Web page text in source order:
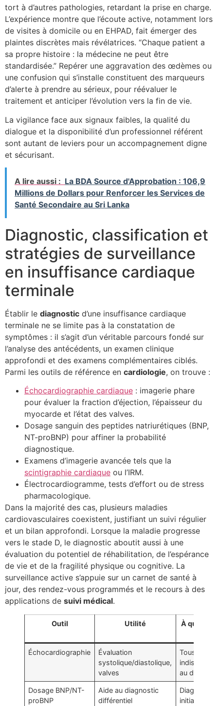
tort à d’autres pathologies, retardant la prise en charge.
L’expérience montre que l’écoute active, notamment lors
de visites à domicile ou en EHPAD, fait émerger des
plaintes discrètes mais révélatrices. “Chaque patient a
sa propre histoire : la médecine ne peut être
standardisée.” Repérer une aggravation des œdèmes ou
une confusion qui s’installe constituent des marqueurs
d’alerte à prendre au sérieux, pour réévaluer le
traitement et anticiper l’évolution vers la fin de vie.
La vigilance face aux signaux faibles, la qualité du
dialogue et la disponibilité d’un professionnel référent
sont autant de leviers pour un accompagnement digne
et sécurisant.
A lire aussi : La BDA Source d'Approbation : 106,9
Millions de Dollars pour Renforcer les Services de
Santé Secondaire au Sri Lanka
Diagnostic, classification et
stratégies de surveillance
en insuffisance cardiaque
terminale
Établir le diagnostic d’une insuffisance cardiaque
terminale ne se limite pas à la constatation de
symptômes : il s’agit d’un véritable parcours fondé sur
l’analyse des antécédents, un examen clinique
approfondi et des examens complémentaires ciblés.
Parmi les outils de référence en cardiologie, on trouve :
Échocardiographie cardiaque : imagerie phare
pour évaluer la fraction d’éjection, l’épaisseur du
myocarde et l’état des valves.
Dosage sanguin des peptides natriurétiques (BNP,
NT-proBNP) pour affiner la probabilité
diagnostique.
Examens d’imagerie avancée tels que la
scintigraphie cardiaque ou l’IRM.
Électrocardiogramme, tests d’effort ou de stress
pharmacologique.
Dans la majorité des cas, plusieurs maladies
cardiovasculaires coexistent, justifiant un suivi régulier
et un bilan approfondi. Lorsque la maladie progresse
vers le stade D, le diagnostic aboutit aussi à une
évaluation du potentiel de réhabilitation, de l’espérance
de vie et de la fragilité physique ou cognitive. La
surveillance active s’appuie sur un carnet de santé à
jour, des rendez-vous programmés et le recours à des
applications de suivi médical.
Outil Utilité
À quel
Échocardiographie
Évaluation
systolique/diastolique,
valves
Tous
au
Dosage BNP/NT-
proBNP
Aide au diagnostic
différentiel
Diagnostic
initial, suivi